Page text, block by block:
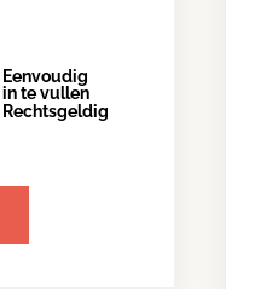
Eenvoudig
in te vullen
Rechtsgeldig